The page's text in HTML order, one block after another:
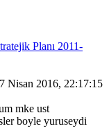
Planı 2011-
Nisan 2016, 22:17:15
mke ust
boyle yuruseydi